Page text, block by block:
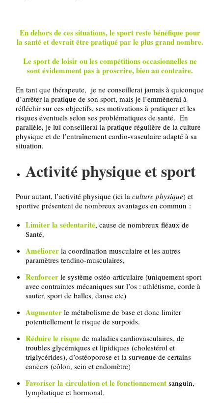
En dehors de ces situations, le sport reste bénéfique pour
la santé et devrait être pratiqué par le plus grand nombre.
Le sport de loisir ou les compétitions occasionnelles ne
sont évidemment pas à proscrire, bien au contraire.
En tant que thérapeute, je ne conseillerai jamais à quiconque
d’arrêter la pratique de son sport, mais je l’emmènerai à
réfléchir sur ces objectifs, ses motivations à pratiquer et les
risques éventuels selon ses problématiques de santé. En
parallèle, je lui conseillerai la pratique régulière de la culture
physique et de l’entraînement cardio-vasculaire adapté à sa
situation.
Activité physique et sport
Pour autant, l’activité physique (ici laculture physique) et
sportive présentent de nombreux avantages en commun :
Limiter la sédentarité, cause de nombreux fléaux de
Santé,
Améliorer la coordination musculaire et les autres
paramètres tendino-musculaires,
Renforcerle système ostéo-articulaire (uniquement sport
avec contraintes mécaniques sur l’os : athlétisme, corde à
sauter, sport de balles, danse etc)
Augmenter le métabolisme de base et donc limiter
potentiellement le risque de surpoids.
Réduire le risquede maladies cardiovasculaires, de
troubles glycémiques et lipidiques (cholestérol et
triglycérides), d’ostéoporose et la survenue de certains
cancers (côlon, sein et endomètre)
Favoriser la circulation et le fonctionnementsanguin,
lymphatique et hormonal.